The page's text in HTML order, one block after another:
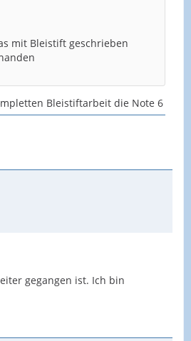
mit Bleistift geschrieben
Bleistiftarbeit die Note 6
gegangen ist. Ich bin